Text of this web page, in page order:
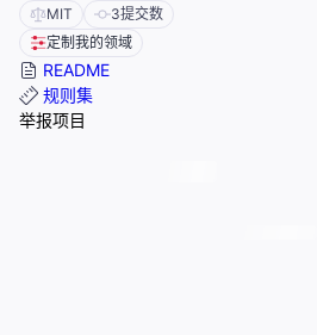
MIT 3提交数
定制我的领域
README
规则集
举报项目